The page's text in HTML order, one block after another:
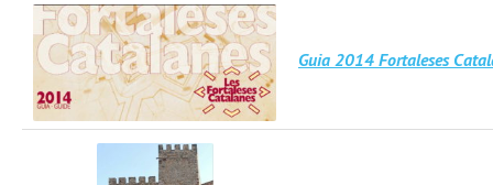
Guia 2014 Fortaleses